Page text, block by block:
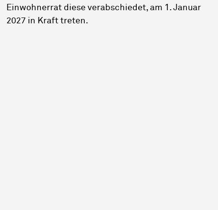
Einwohnerrat diese verabschiedet, am 1. Januar
2027 in Kraft treten.